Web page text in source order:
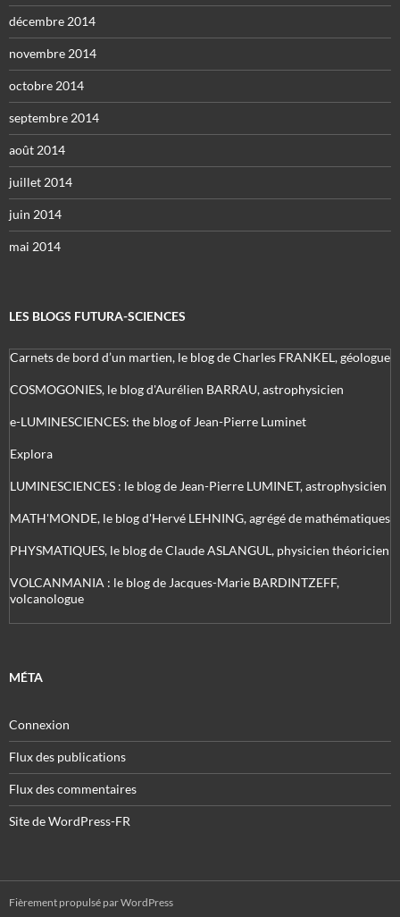
décembre 2014
novembre 2014
octobre 2014
septembre 2014
août 2014
juillet 2014
juin 2014
mai 2014
LES BLOGS FUTURA-SCIENCES
Carnets de bord d’un martien, le blog de Charles FRANKEL, géologue
COSMOGONIES, le blog d'Aurélien BARRAU, astrophysicien
e-LUMINESCIENCES: the blog of Jean-Pierre Luminet
Explora
LUMINESCIENCES : le blog de Jean-Pierre LUMINET, astrophysicien
MATH'MONDE, le blog d'Hervé LEHNING, agrégé de mathématiques
PHYSMATIQUES, le blog de Claude ASLANGUL, physicien théoricien
VOLCANMANIA : le blog de Jacques-Marie BARDINTZEFF,
volcanologue
MÉTA
Connexion
Flux des publications
Flux des commentaires
Site de WordPress-FR
Fièrement propulsé par WordPress